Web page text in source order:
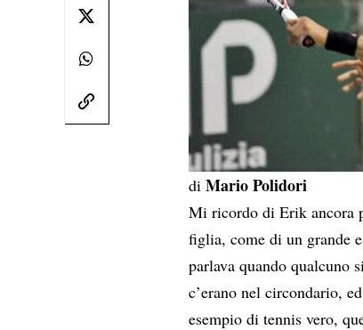
diMario Polidori
Mi ricordo di Erik ancora
figlia, come di un grande
parlava quando qualcuno
c’erano nel circondario,
esempio di tennis vero,